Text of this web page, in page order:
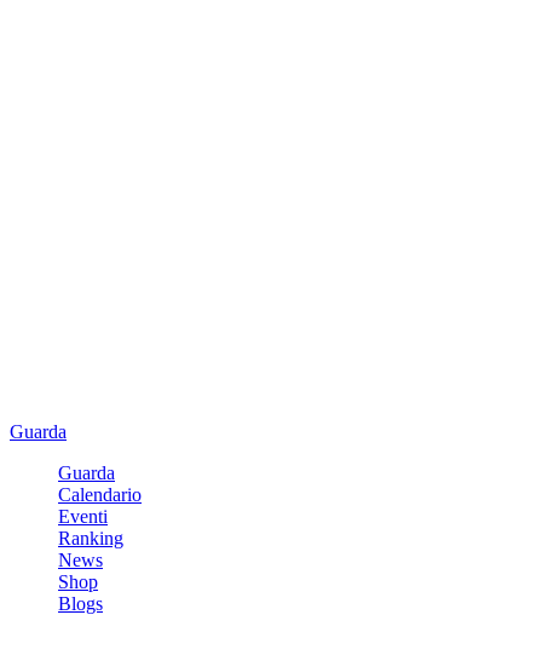
Guarda
Guarda
Calendario
Eventi
Ranking
News
Shop
Blogs